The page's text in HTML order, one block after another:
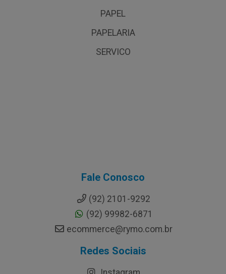
PAPEL
PAPELARIA
SERVICO
Fale Conosco
(92) 2101-9292
(92) 99982-6871
ecommerce@rymo.com.br
Redes Sociais